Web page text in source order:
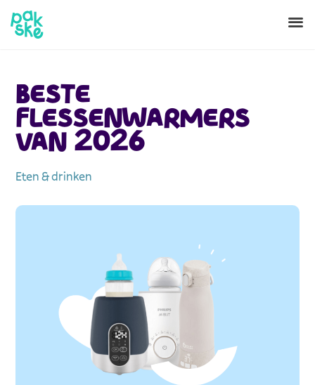
BESTE
FLESSENWARMERS
VAN 2026
Eten & drinken